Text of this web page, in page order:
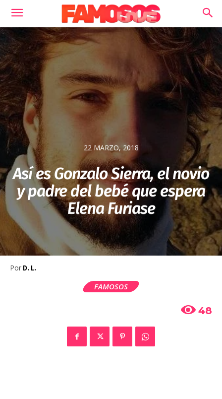
22 MARZO, 2018
Así es Gonzalo Sierra, el novio
y padre del bebé que espera
Elena Furiase
Por D. L.
FAMOSOS
48